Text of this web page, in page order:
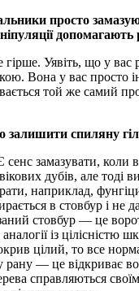
просто
допомагають
Уявіть, що у вас
Вона у вас просто
той же самий
спиляну
замазувати, коли
дубів, але тоді
наприклад,
в стовбур і не
стовбур — це
із цілісністю
цілий, то все
— це відкриває
справляються